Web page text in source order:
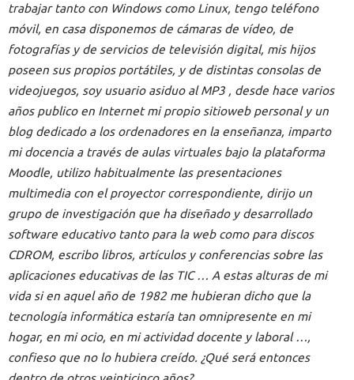
trabajar tanto con Windows como Linux, tengo teléfono
móvil, en casa disponemos de cámaras de vídeo, de
fotografías y de servicios de televisión digital, mis hijos
poseen sus propios portátiles, y de distintas consolas de
videojuegos, soy usuario asiduo al MP3 , desde hace varios
años publico en Internet mi propio sitioweb personal y un
blog dedicado a los ordenadores en la enseñanza, imparto
mi docencia a través de aulas virtuales bajo la plataforma
Moodle, utilizo habitualmente las presentaciones
multimedia con el proyector correspondiente, dirijo un
grupo de investigación que ha diseñado y desarrollado
software educativo tanto para la web como para discos
CDROM, escribo libros, artículos y conferencias sobre las
aplicaciones educativas de las TIC … A estas alturas de mi
vida si en aquel año de 1982 me hubieran dicho que la
tecnología informática estaría tan omnipresente en mi
hogar, en mi ocio, en mi actividad docente y laboral …,
confieso que no lo hubiera creído. ¿Qué será entonces